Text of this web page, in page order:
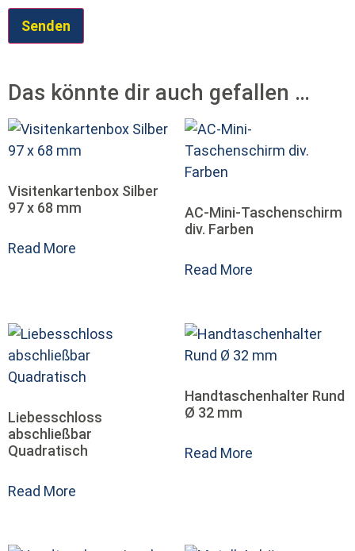
Das könnte dir auch gefallen …
Visitenkartenbox Silber
97 x 68 mm
Read More
AC-Mini-Taschenschirm
div. Farben
Read More
Liebesschloss
abschließbar
Quadratisch
Read More
Handtaschenhalter Rund
Ø 32 mm
Read More